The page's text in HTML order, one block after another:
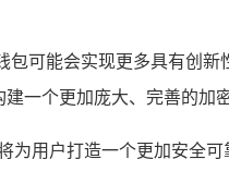
可能会实现更多具有创
一个更加庞大、完善的加
用户打造一个更加安全